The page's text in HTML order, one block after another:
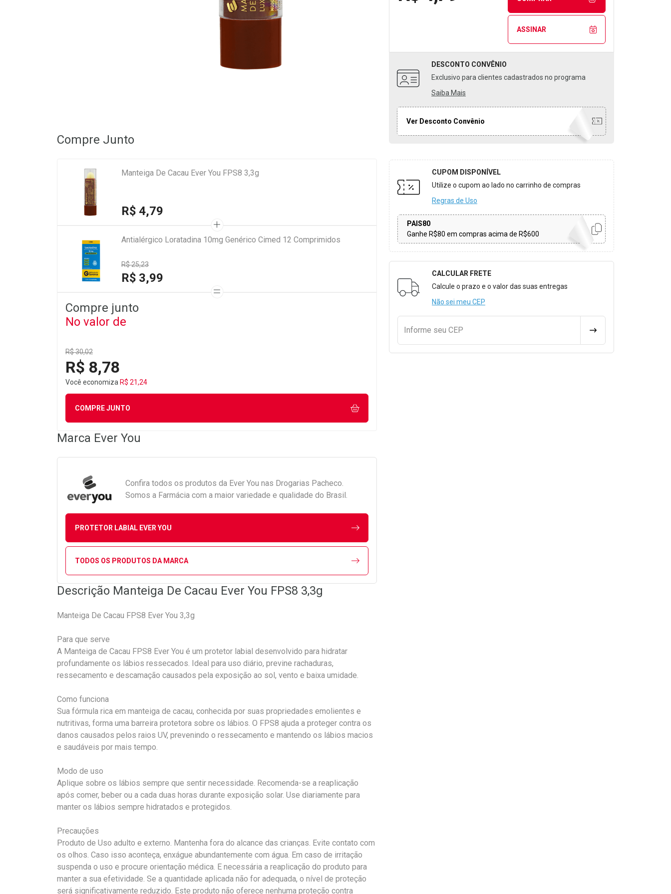
ASSINAR
DESCONTO CONVÊNIO
Exclusivo para clientes cadastrados no programa
Saiba Mais
Ver Desconto Convênio
CUPOM DISPONÍVEL
Utilize o cupom ao lado no carrinho de compras
Regras de Uso
PAIS80
Ganhe R$80 em compras acima de R$600
Formulário para Calcular o Frete
CALCULAR FRETE
Calcule o prazo e o valor das suas entregas
Não sei meu CEP
Informe seu CEP CALCULAR FRETE
Compre Junto
Manteiga De Cacau Ever You FPS8 3,3g
R$ 4,79
Antialérgico Loratadina 10mg Genérico Cimed 12 Comprimidos
R$ 25,23
R$ 3,99
Compre junto
No valor de
R$ 30,02
R$ 8,78
Você economiza R$ 21,24
COMPRE JUNTO
Marca Ever You
Confira todos os produtos da Ever You nas Drogarias Pacheco.
Somos a Farmácia com a maior variedade e qualidade do Brasil.
PROTETOR LABIAL EVER YOU
TODOS OS PRODUTOS DA MARCA
Descrição Manteiga De Cacau Ever You FPS8 3,3g
Manteiga De Cacau FPS8 Ever You 3,3g
Para que serve
A Manteiga de Cacau FPS8 Ever You é um protetor labial desenvolvido para hidratar
profundamente os lábios ressecados. Ideal para uso diário, previne rachaduras,
ressecamento e descamação causados pela exposição ao sol, vento e baixa umidade.
Como funciona
Sua fórmula rica em manteiga de cacau, conhecida por suas propriedades emolientes e
nutritivas, forma uma barreira protetora sobre os lábios. O FPS8 ajuda a proteger contra os
danos causados pelos raios UV, prevenindo o ressecamento e mantendo os lábios macios
e saudáveis por mais tempo.
Modo de uso
Aplique sobre os lábios sempre que sentir necessidade. Recomenda-se a reaplicação
após comer, beber ou a cada duas horas durante exposição solar. Use diariamente para
manter os lábios sempre hidratados e protegidos.
Precauções
Produto de Uso adulto e externo. Mantenha fora do alcance das crianças. Evite contato com
os olhos. Caso isso aconteça, enxágue abundantemente com água. Em caso de irritação
suspenda o uso e procure orientação médica. E necessária a reaplicação do produto para
manter a sua efetividade. Se a quantidade aplicada não for adequada, o nível de proteção
será significativamente reduzido. Este produto não oferece nenhuma proteção contra